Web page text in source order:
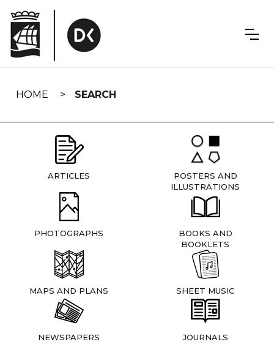
navigation
HOME SEARCH
ARTICLES
POSTERS AND
ILLUSTRATIONS
PHOTOGRAPHS
BOOKS AND
BOOKLETS
MAPS AND PLANS SHEET MUSIC
NEWSPAPERS JOURNALS